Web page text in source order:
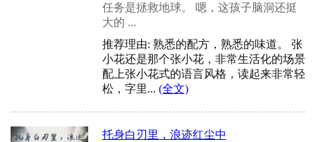
任务是拯救地球。 嗯，这孩子脑洞还挺
大的 ...
推荐理由: 熟悉的配方，熟悉的味道。 张
小花还是那个张小花，非常生活化的场景
配上张小花式的语言风格，读起来非常轻
松，字里... (全文)
托身白刃里，浪迹红尘中